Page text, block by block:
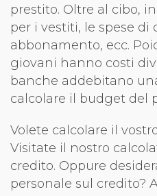
prestito. Oltre al cibo,
per i vestiti, le spese di
abbonamento, ecc.
giovani hanno costi
banche addebitano
calcolare il budget del
Volete calcolare il
Visitate il nostro
credito. Oppure
personale sul credito?